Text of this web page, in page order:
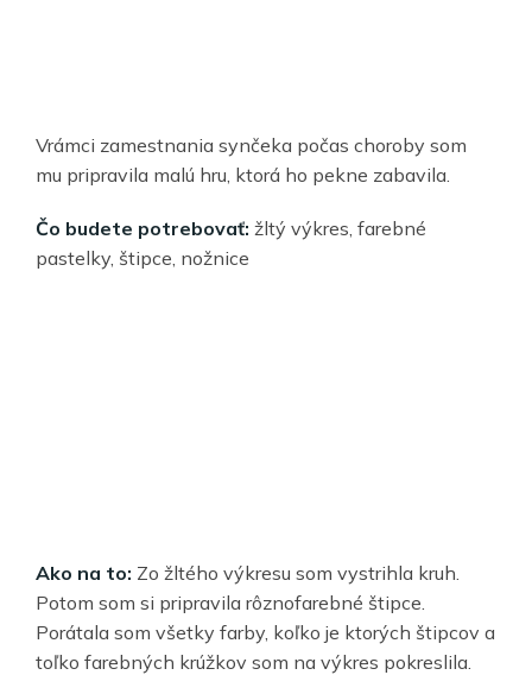
Vrámci zamestnania synčeka počas choroby som
mu pripravila malú hru, ktorá ho pekne zabavila.
Čo budete potrebovať: žltý výkres, farebné
pastelky, štipce, nožnice
Ako na to: Zo žltého výkresu som vystrihla kruh.
Potom som si pripravila rôznofarebné štipce.
Porátala som všetky farby, koľko je ktorých štipcov a
toľko farebných krúžkov som na výkres pokreslila.